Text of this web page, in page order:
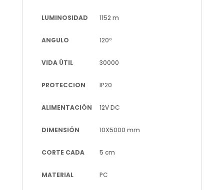
LUMINOSIDAD 1152 m
ANGULO 120º
VIDA ÚTIL 30000
PROTECCION IP20
ALIMENTACIÓN 12V DC
DIMENSIÓN 10X5000 mm
CORTE CADA 5 cm
MATERIAL PC